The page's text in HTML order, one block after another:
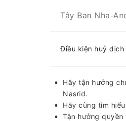
Tây Ban Nha-
Điều kiện huỷ dịch
Hãy tận hưởng
Nasrid.
Hãy cùng tìm
Tận hưởng